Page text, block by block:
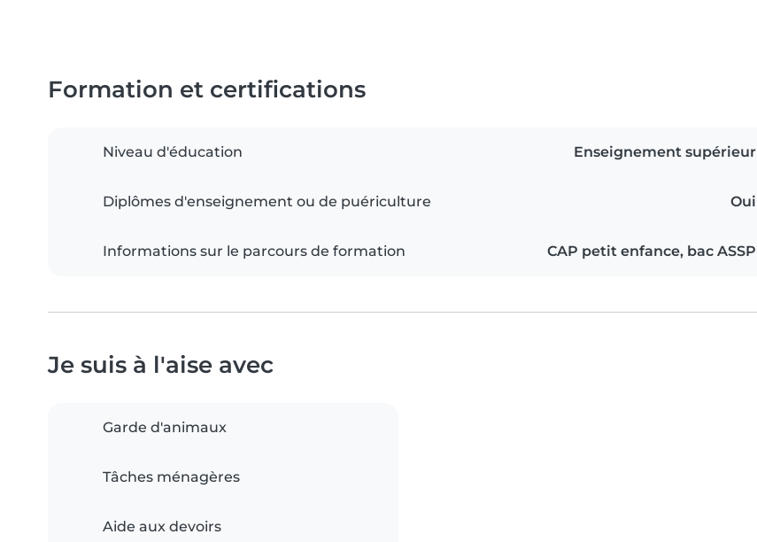
Formation et certifications
Niveau d'éducation Enseignement supérieur
Diplômes d'enseignement ou de puériculture Oui
Informations sur le parcours de formation CAP petit enfance, bac ASSP
Je suis à l'aise avec
Garde d'animaux
Tâches ménagères
Aide aux devoirs